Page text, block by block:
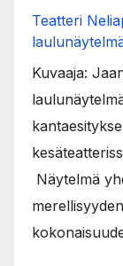
Teatteri
Kuvaaja:
Näytelmä